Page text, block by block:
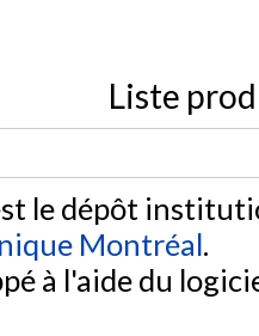
Liste
le dépôt
Montréal.
à l'aide du